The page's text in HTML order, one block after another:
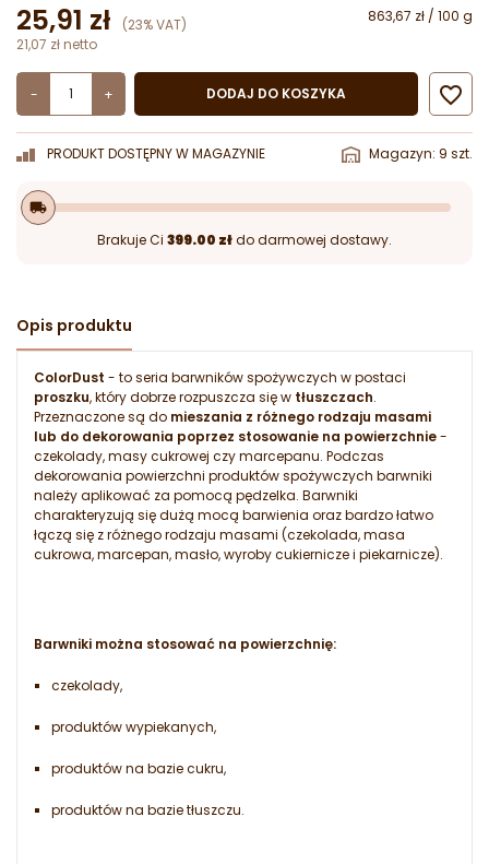
25,91 zł (23% VAT)
863,67 zł / 100 g
21,07 zł netto
- + DODAJ DO KOSZYKA 
PRODUKT DOSTĘPNY W MAGAZYNIE Magazyn: 9 szt.
local_shipping
Brakuje Ci 399.00 złdo darmowej dostawy.
Opis produktu
ColorDust - to seria barwników spożywczych w postaci
proszku, który dobrze rozpuszcza się w tłuszczach.
Przeznaczone są do mieszania z różnego rodzaju masami
lub do dekorowania poprzez stosowanie na powierzchnie-
czekolady, masy cukrowej czy marcepanu. Podczas
dekorowania powierzchni produktów spożywczych barwniki
należy aplikować za pomocą pędzelka. Barwniki
charakteryzują się dużą mocą barwienia oraz bardzo łatwo
łączą się z różnego rodzaju masami (czekolada, masa
cukrowa, marcepan, masło, wyroby cukiernicze i piekarnicze).
Barwniki można stosować na powierzchnię:
czekolady,
produktów wypiekanych,
produktów na bazie cukru,
produktów na bazie tłuszczu.